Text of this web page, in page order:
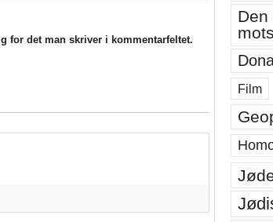
for det man skriver i kommentarfeltet.
Den
Film